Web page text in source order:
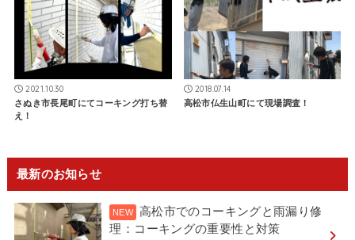
2021.10.30
さぬき市長尾町にてコーキング打ち替
え！
2018.07.14
高松市仏生山町にて現場調査！
最新のお知らせ
高松市でのコーキングと雨漏り修
理：コーキングの重要性と対策